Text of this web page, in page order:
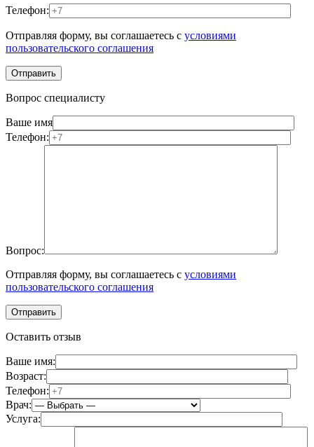
Телефон:
Отправляя форму, вы соглашаетесь с условиями
пользовательского соглашения
Вопрос специалисту
Ваше имя
Телефон:
Вопрос:
Отправляя форму, вы соглашаетесь с условиями
пользовательского соглашения
Оставить отзыв
Ваше имя:
Возраст:
Телефон:
Врач:
Услуга: